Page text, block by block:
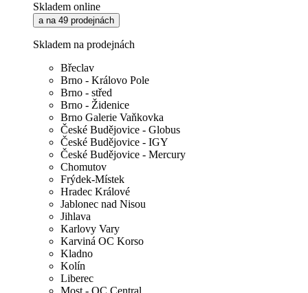
Skladem online
a na 49 prodejnách
Skladem na prodejnách
Břeclav
Brno - Královo Pole
Brno - střed
Brno - Židenice
Brno Galerie Vaňkovka
České Budějovice - Globus
České Budějovice - IGY
České Budějovice - Mercury
Chomutov
Frýdek-Místek
Hradec Králové
Jablonec nad Nisou
Jihlava
Karlovy Vary
Karviná OC Korso
Kladno
Kolín
Liberec